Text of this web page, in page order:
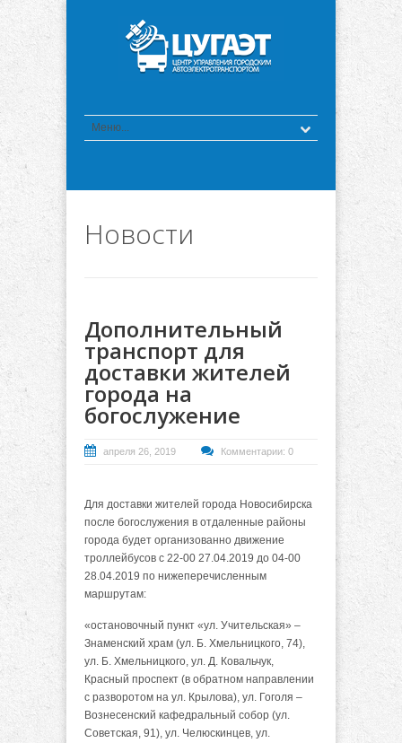
Новости
Дополнительный
транспорт для
доставки жителей
города на
богослужение
апреля 26, 2019 Комментарии: 0
Для доставки жителей города Новосибирска
после богослужения в отдаленные районы
города будет организованно движение
троллейбусов с 22-00 27.04.2019 до 04-00
28.04.2019 по нижеперечисленным
маршрутам:
«остановочный пункт «ул. Учительская» –
Знаменский храм (ул. Б. Хмельницкого, 74),
ул. Б. Хмельницкого, ул. Д. Ковальчук,
Красный проспект (в обратном направлении
с разворотом на ул. Крылова), ул. Гоголя –
Вознесенский кафедральный собор (ул.
Советская, 91), ул. Челюскинцев, ул.